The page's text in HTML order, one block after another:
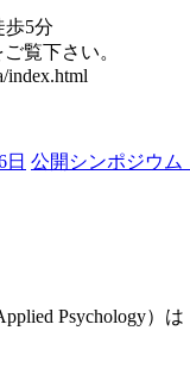
歩5分
下さい。
公開シンポジウム
Psychology